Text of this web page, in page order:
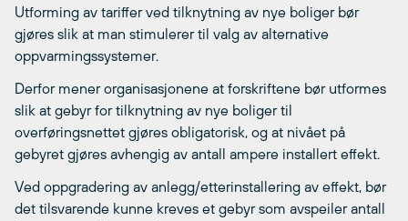
Utforming av tariffer ved tilknytning av nye boliger bør
gjøres slik at man stimulerer til valg av alternative
oppvarmingssystemer.
Derfor mener organisasjonene at forskriftene bør utformes
slik at gebyr for tilknytning av nye boliger til
overføringsnettet gjøres obligatorisk, og at nivået på
gebyret gjøres avhengig av antall ampere installert effekt.
Ved oppgradering av anlegg/etterinstallering av effekt, bør
det tilsvarende kunne kreves et gebyr som avspeiler antall